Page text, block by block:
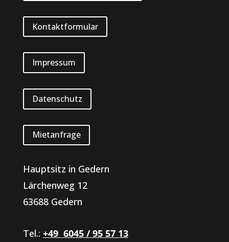
Kontaktformular
Impressum
Datenschutz
Mietanfrage
Hauptsitz in Gedern
Lärchenweg 12
63688 Gedern
Tel.: +49 6045 / 95 57 13